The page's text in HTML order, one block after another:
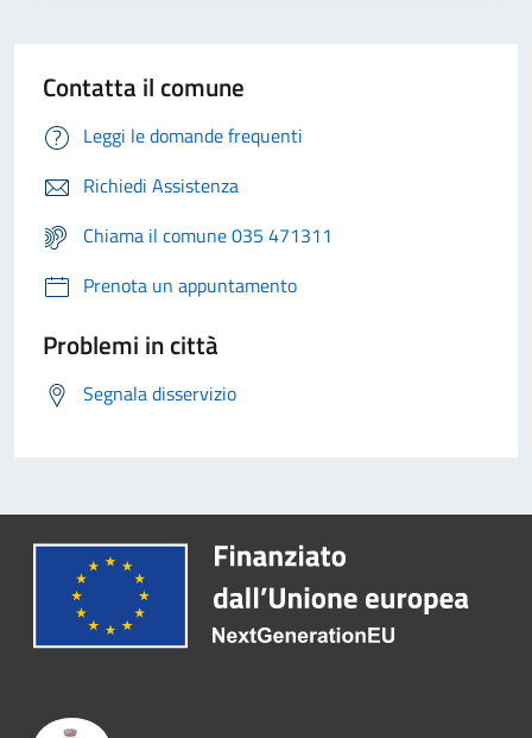
Contatta il comune
Leggi le domande frequenti
Richiedi Assistenza
Chiama il comune 035 471311
Prenota un appuntamento
Problemi in città
Segnala disservizio